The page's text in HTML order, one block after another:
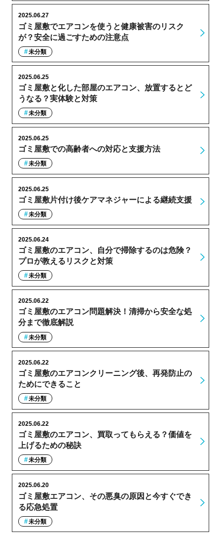
ゴミ屋敷でエアコンを使うと健康被害のリスク
が？安全に過ごすための注意点
2025.06.27
未分類
ゴミ屋敷と化した部屋のエアコン、放置するとど
うなる？実体験と対策
2025.06.25
未分類
ゴミ屋敷での高齢者への対応と支援方法
2025.06.25
未分類
ゴミ屋敷片付け後ケアマネジャーによる継続支援
2025.06.25
未分類
ゴミ屋敷のエアコン、自分で掃除するのは危険？
プロが教えるリスクと対策
2025.06.24
未分類
ゴミ屋敷のエアコン問題解決！清掃から安全な処
分まで徹底解説
2025.06.22
未分類
ゴミ屋敷のエアコンクリーニング後、再発防止の
ためにできること
2025.06.22
未分類
ゴミ屋敷のエアコン、買取ってもらえる？価値を
上げるための秘訣
2025.06.22
未分類
ゴミ屋敷エアコン、その悪臭の原因と今すぐでき
る応急処置
2025.06.20
未分類